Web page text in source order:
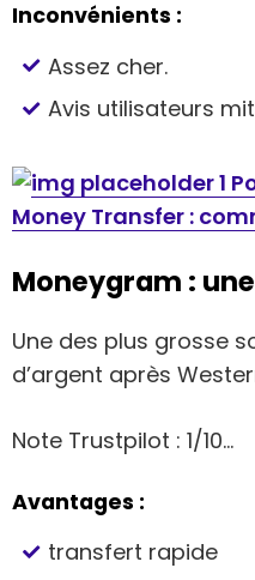
Inconvénients :
Assez cher.
Avis utilisateurs
Money Transfer :
Moneygram :
Une des plus grosse
d’argent après
Note Trustpilot : 1/10…
Avantages :
transfert rapide